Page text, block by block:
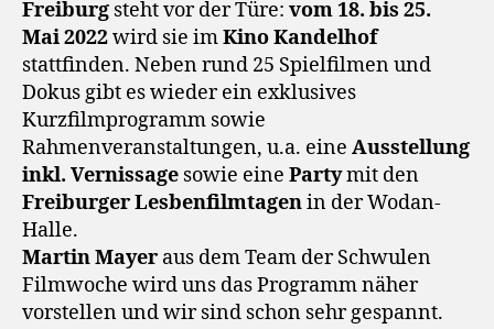
Freiburg steht vor der Türe: vom 18. bis 25.
Mai 2022wird sie imKino Kandelhof
stattfinden. Neben rund 25 Spielfilmen und
Dokus gibt es wieder ein exklusives
Kurzfilmprogramm sowie
Rahmenveranstaltungen, u.a. eine Ausstellung
inkl. Vernissage sowie eine Partymit den
Freiburger Lesbenfilmtagenin der Wodan-
Halle.
Martin Mayer aus dem Team der Schwulen
Filmwoche wird uns das Programm näher
vorstellen und wir sind schon sehr gespannt.